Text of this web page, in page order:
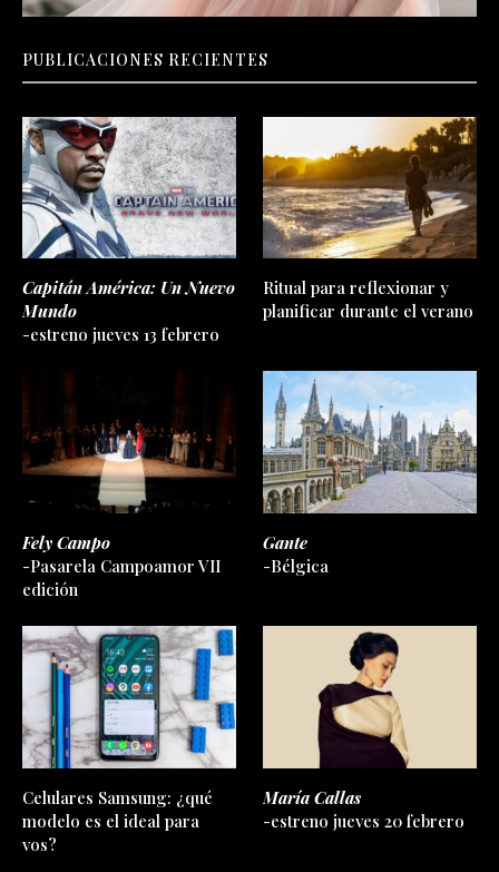
PUBLICACIONES RECIENTES
Capitán América: Un Nuevo
Mundo
-estreno jueves 13 febrero
Ritual para reflexionar y
planificar durante el verano
Fely Campo
-Pasarela Campoamor VII
edición
Gante
-Bélgica
Celulares Samsung: ¿qué
modelo es el ideal para
vos?
María Callas
-estreno jueves 20 febrero